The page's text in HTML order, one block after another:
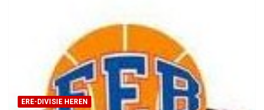
ERE-DIVISIE HEREN